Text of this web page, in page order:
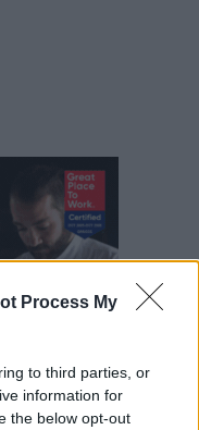
Process My
to third parties, or
information for
the below opt-out